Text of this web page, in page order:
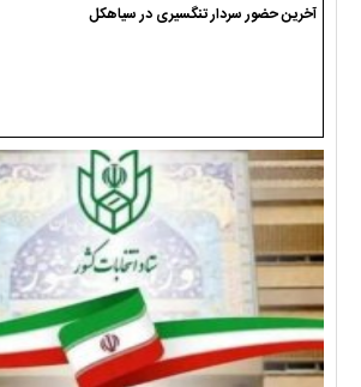
آخرین حضور سردار تنگسیری در سیاهکل